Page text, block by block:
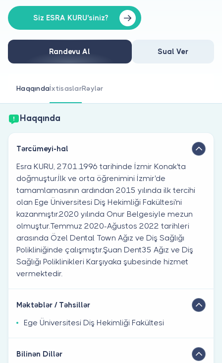
Həkimlər üçün
Siz ESRA KURU'siniz?
Randevu Al Sual Ver
HaqqındaİxtisaslarRəylər
Haqqında
Tərcümeyi-hal
Esra KURU, 27.01.1996 tarihinde İzmir Konak'ta
doğmuştur.İlk ve orta öğrenimini İzmir'de
tamamlamasının ardından 2015 yılında ilk tercihi
olan Ege Üniversitesi Diş Hekimliği Fakültesi'ni
kazanmıştır.2020 yılında Onur Belgesiyle mezun
olmuştur.Temmuz 2020-Ağustos 2022 tarihleri
arasında Özel Dental Town Ağız ve Diş Sağlığı
Polikliniğinde çalışmıştır.Şuan Dent35 Ağız ve Diş
Sağlığı Poliklinikleri Karşıyaka şubesinde hizmet
vermektedir.
Məktəblər / Təhsillər
Ege Üniversitesi Diş Hekimliği Fakültesi
Bilinən Dillər